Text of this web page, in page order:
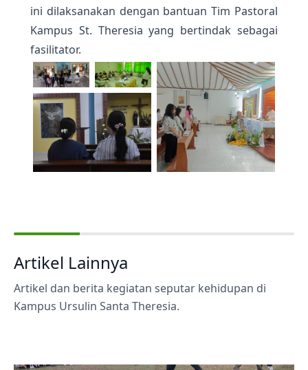
ini dilaksanakan dengan bantuan Tim Pastoral
Kampus St. Theresia yang bertindak sebagai
fasilitator.
Artikel Lainnya
Artikel dan berita kegiatan seputar kehidupan di
Kampus Ursulin Santa Theresia.